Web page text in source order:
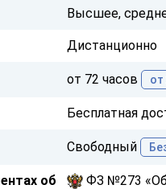
Высшее,
Дистанционно
от 72 часов от
Бесплатная
Свободный
об
ФЗ №273 «Об